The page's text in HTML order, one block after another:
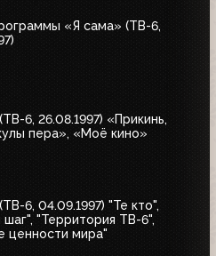
«Я сама» (ТВ-6,
6, 26.08.1997) «Прикинь,
пера», «Моё кино»
6, 04.09.1997) "Те кто",
"Территория ТВ-6",
ценности мира"